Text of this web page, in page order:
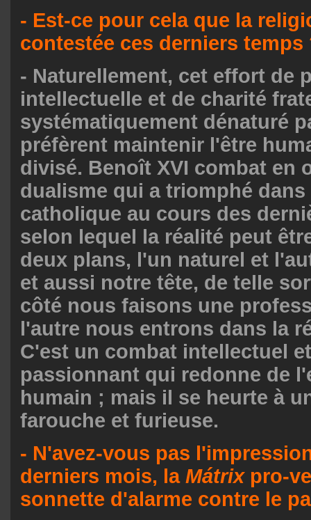
- Est-ce pour cela que la
contestée ces derniers temps
- Naturellement, cet effort de
intellectuelle et de charité
systématiquement dénaturé
préfèrent maintenir l'être
divisé. Benoît XVI combat en
dualisme qui a triomphé dans
catholique au cours des
selon lequel la réalité peut
deux plans, l'un naturel et
et aussi notre tête, de telle
côté nous faisons une
l'autre nous entrons dans la
C'est un combat intellectuel
passionnant qui redonne de
humain ; mais il se heurte à
farouche et furieuse.
- N'avez-vous pas
derniers mois, la Mátrixpro-
sonnette d'alarme contre le